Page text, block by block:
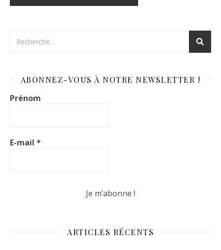
ABONNEZ-VOUS À NOTRE NEWSLETTER !
Prénom
E-mail *
ARTICLES RÉCENTS